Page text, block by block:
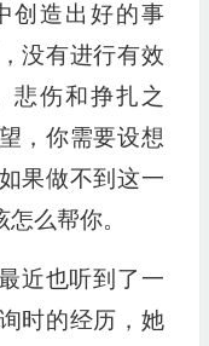
创造出好的事
没有进行有效
悲伤和挣扎之
，你需要设想
果做不到这一
么帮你。
近也听到了一
时的经历，她